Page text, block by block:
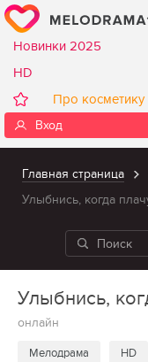
Новинки 2025
HD
Про косметику
Вход
Главная страница
Улыбнись, когда
Улыбнись,
онлайн
Мелодрама HD